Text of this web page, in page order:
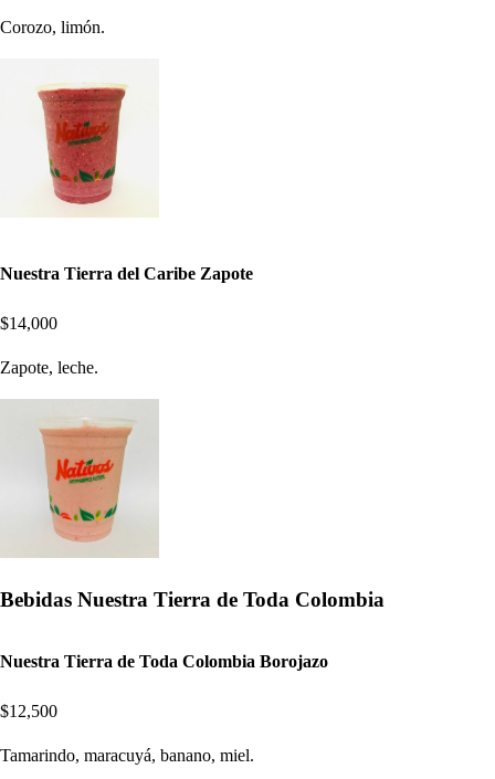
Corozo, limón.
Nuestra Tierra del Caribe Zapote
$14,000
Zapote, leche.
Bebidas Nuestra Tierra de Toda Colombia
Nuestra Tierra de Toda Colombia Borojazo
$12,500
Tamarindo, maracuyá, banano, miel.